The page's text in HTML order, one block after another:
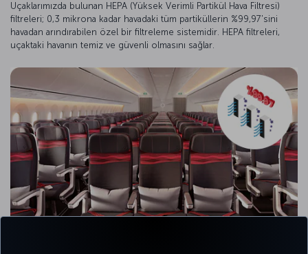
Uçaklarımızda bulunan HEPA (Yüksek Verimli Partikül Hava Filtresi)
filtreleri; 0,3 mikrona kadar havadaki tüm partiküllerin %99,97'sini
havadan arındırabilen özel bir filtreleme sistemidir. HEPA filtreleri,
uçaktaki havanın temiz ve güvenli olmasını sağlar.